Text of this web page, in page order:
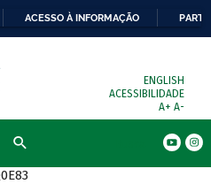
ACESSO À INFORMAÇÃO
ENGLISH
ACESSIBILIDADE
A+ A-